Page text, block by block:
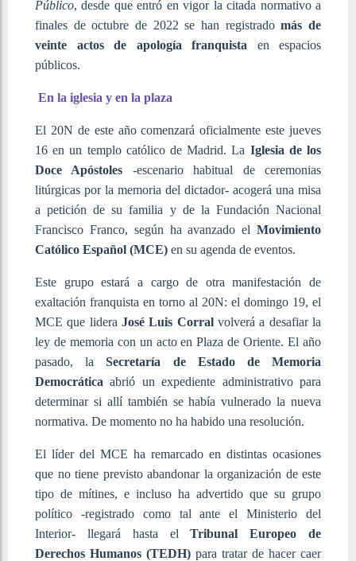
Público, desde que entró en vigor la citada normativo a
finales de octubre de 2022 se han registradomás de
veinte actos de apología franquista en espacios
públicos.
En la iglesia y en la plaza
El 20N de este año comenzará oficialmente este jueves
16 en un templo católico de Madrid. La Iglesia de los
Doce Apóstoles -escenario habitual de ceremonias
litúrgicas por la memoria del dictador- acogerá una misa
a petición de su familia y de la Fundación Nacional
Francisco Franco, según ha avanzado el Movimiento
Católico Español (MCE) en su agenda de eventos.
Este grupo estará a cargo de otra manifestación de
exaltación franquista en torno al 20N: el domingo 19, el
MCE que lidera José Luis Corralvolverá a desafiar la
ley de memoria con un acto en Plaza de Oriente. El año
pasado, laSecretaría de Estado de Memoria
Democráticaabrió un expediente administrativo para
determinar si allí también se había vulnerado la nueva
normativa. De momento no ha habido una resolución.
El líder del MCE ha remarcado en distintas ocasiones
que no tiene previsto abandonar la organización de este
tipo de mítines, e incluso ha advertido que su grupo
político -registrado como tal ante el Ministerio del
Interior- llegará hasta elTribunal Europeo de
Derechos Humanos (TEDH) para tratar de hacer caer